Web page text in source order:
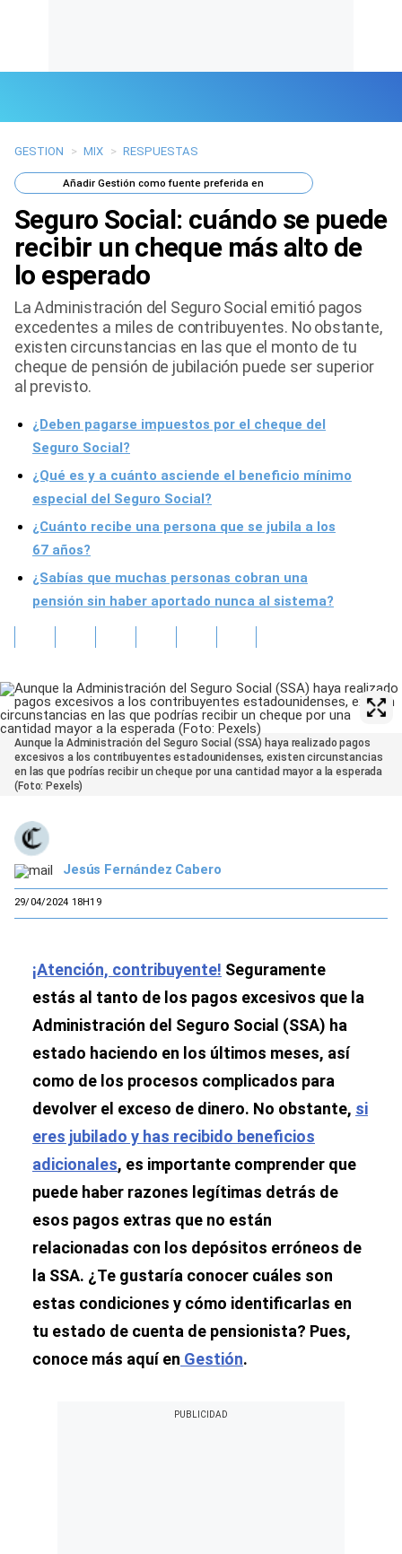
Últimas Noticias
Mi Bolsillo
Respuestas
Gente
Vida Laboral
Tendencias Mix
Sports
GESTION > MIX > RESPUESTAS
AñadirGestión como fuente preferida en
Seguro Social: cuándo se puede
recibir un cheque más alto de
lo esperado
La Administración del Seguro Social emitió pagos
excedentes a miles de contribuyentes. No obstante,
existen circunstancias en las que el monto de tu
cheque de pensión de jubilación puede ser superior
al previsto.
¿Deben pagarse impuestos por el cheque del
Seguro Social?
¿Qué es y a cuánto asciende el beneficio mínimo
especial del Seguro Social?
¿Cuánto recibe una persona que se jubila a los
67 años?
¿Sabías que muchas personas cobran una
pensión sin haber aportado nunca al sistema?
Aunque la Administración del Seguro Social (SSA) haya realizado pagos
excesivos a los contribuyentes estadounidenses, existen circunstancias
en las que podrías recibir un cheque por una cantidad mayor a la esperada
(Foto: Pexels)
Jesús Fernández Cabero
29/04/2024 18H19
¡Atención, contribuyente! Seguramente
estás al tanto de los pagos excesivos que la
Administración del Seguro Social (SSA) ha
estado haciendo en los últimos meses, así
como de los procesos complicados para
devolver el exceso de dinero. No obstante, si
eres jubilado y has recibido beneficios
adicionales, es importante comprender que
puede haber razones legítimas detrás de
esos pagos extras que no están
relacionadas con los depósitos erróneos de
la SSA. ¿Te gustaría conocer cuáles son
estas condiciones y cómo identificarlas en
tu estado de cuenta de pensionista? Pues,
conoce más aquí en Gestión.